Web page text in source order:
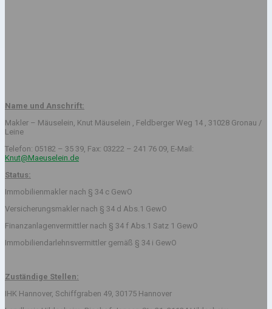
Name und Anschrift:
Makler – Mäuselein, Knut Mäuselein , Feldberger Weg 14 , 31028 Gronau /
Leine
Telefon: 05182 – 35 39, Fax: 03222 – 241 76 09, E-Mail:
Knut@Maeuselein.de
Status:
Immobilienmakler nach § 34 c GewO
Versicherungsmakler nach § 34 d Abs.1 GewO
Finanzanlagenvermittler nach § 34 f Abs.1 Satz 1 GewO
Immobiliendarlehnsvermittler gemäß § 34 i GewO
Zuständige Stellen:
IHK Hannover, Schiffgraben 49, 30175 Hannover